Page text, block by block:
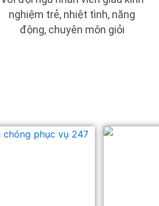
nghiệm trẻ, nhiệt tình, năng
động, chuyên môn giỏi